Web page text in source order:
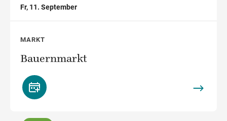
Fr, 11. September
MARKT
Bauernmarkt